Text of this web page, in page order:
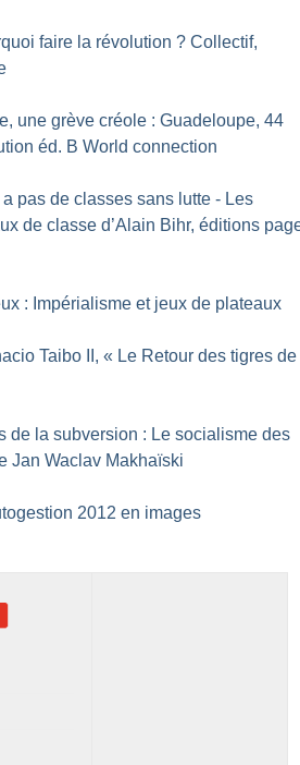
faire la révolution ? Collectif,
une grève créole : Guadeloupe, 44
éd. B World connection
a pas de classes sans lutte - Les
de classe d’Alain Bihr, éditions
: Impérialisme et jeux de plateaux
Taibo II, « Le Retour des tigres de
de la subversion : Le socialisme des
Jan Waclav Makhaïski
2012 en images